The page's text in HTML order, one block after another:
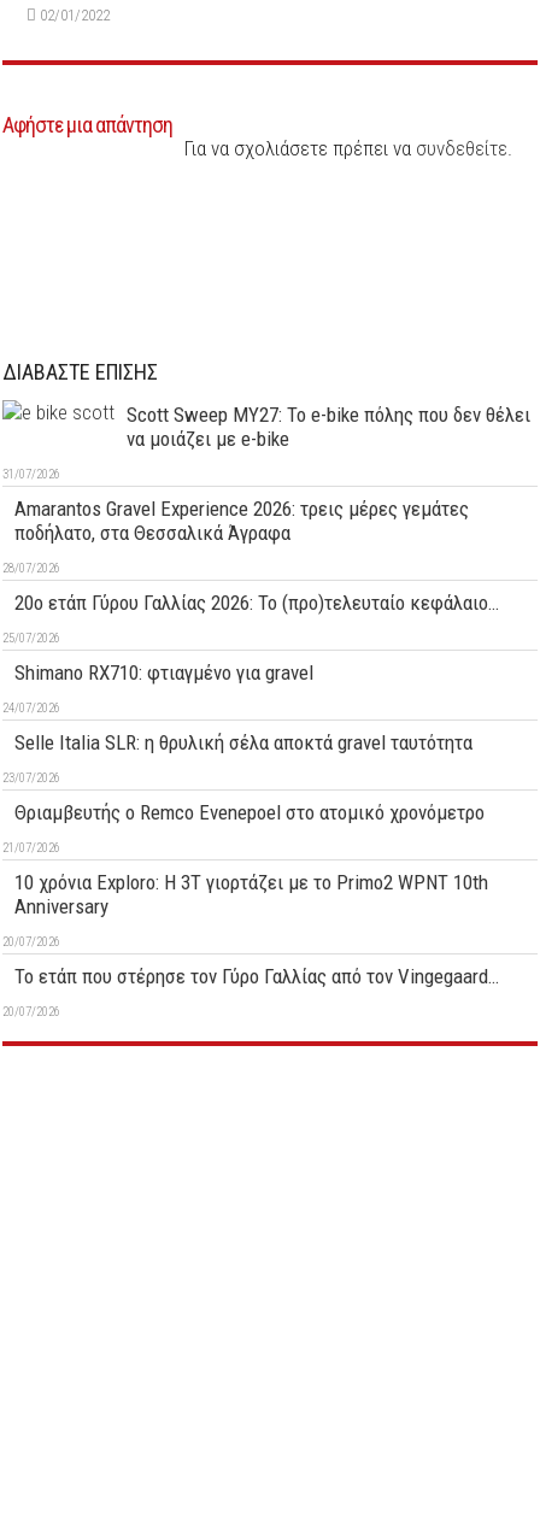
02/01/2022
Αφήστε μια απάντηση
Για να σχολιάσετε πρέπει να συνδεθείτε
ΔΙΑΒΑΣΤΕ ΕΠΙΣΗΣ
Scott Sweep MY27: Το e-bike πόλης που δεν θέλει
να μοιάζει με e-bike
31/07/2026
Amarantos Gravel Experience 2026: τρεις μέρες γεμάτες
ποδήλατο, στα Θεσσαλικά Άγραφα
28/07/2026
20ο ετάπ Γύρου Γαλλίας 2026: Το (προ)τελευταίο κεφάλαιο…
25/07/2026
Shimano RX710: φτιαγμένο για gravel
24/07/2026
Selle Italia SLR: η θρυλική σέλα αποκτά gravel ταυτότητα
23/07/2026
Θριαμβευτής ο Remco Evenepoel στο ατομικό χρονόμετρο
21/07/2026
10 χρόνια Exploro: Η 3T γιορτάζει με το Primo2 WPNT 10th
Anniversary
20/07/2026
Το ετάπ που στέρησε τον Γύρο Γαλλίας από τον Vingegaard…
20/07/2026